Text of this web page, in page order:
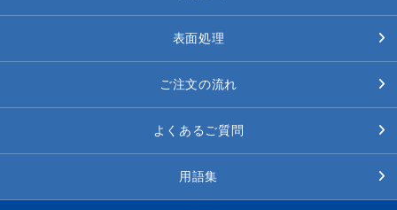
表面処理
ご注文の流れ
よくあるご質問
用語集